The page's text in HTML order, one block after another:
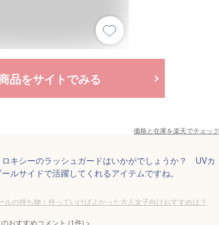
品をサイトでみる
価格と在庫を楽天でチェック
キシーのラッシュガードはいかがでしょうか？ UVカ
ルサイドで活躍してくれるアイテムですね。
ルの持ち物｜持っていけばよかった大人女子向けおすすめは？
おすすめコメント (1件) >